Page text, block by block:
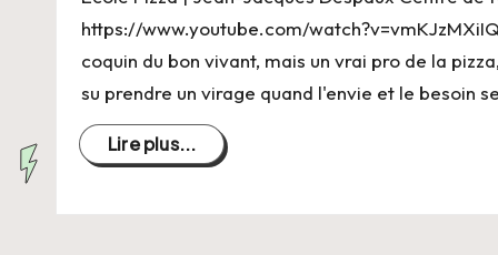
C
h
a
n
g
https://www.youtube.com/
coquin du bon vivant, mais un vrai pro de la
su prendre un virage quand l'envie et le besoin
Lire plus...